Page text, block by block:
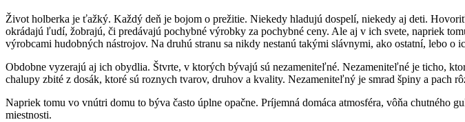
Život holberka je ťažký. Každý deň je bojom o prežitie. Niekedy hladujú dospelí, niekedy aj deti.
okrádajú ľudí, žobrajú, či predávajú pochybné výrobky za pochybné ceny. Ale aj v ich svete, napriek
výrobcami hudobných nástrojov. Na druhú stranu sa nikdy nestanú takými slávnymi, ako ostatní, lebo o
Obdobne vyzerajú aj ich obydlia. Štvrte, v ktorých bývajú sú nezameniteľné. Nezameniteľné je ticho,
chalupy zbité z dosák, ktoré sú roznych tvarov, druhov a kvality. Nezameniteľný je smrad špiny a pach
Napriek tomu vo vnútri domu to býva často úplne opačne. Príjemná domáca atmosféra, vôňa
miestnosti.